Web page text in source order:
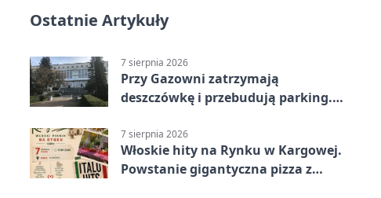
Ostatnie Artykuły
7 sierpnia 2026
Przy Gazowni zatrzymają
deszczówkę i przebudują parking.
7 sierpnia 2026
Włoskie hity na Rynku w Kargowej.
Powstanie gigantyczna pizza z